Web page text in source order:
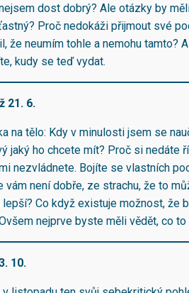
dost dobrý? Ale otázky by
Proč nedokáži přijmout své
že neumím tohle a nemohu tamto?
kudy se teď vydat.
21. 6.
na tělo: Kdy v minulosti jsem se
jaký ho chcete mít? Proč si nedáte
nezvládnete. Bojíte se vlastních
vám není dobře, ze strachu, že to
Co když existuje možnost, že
nejprve byste měli vědět, co to
10.